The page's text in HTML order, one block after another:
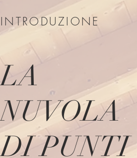
INTRODUZIONE
LA
NUVOLA
DI PUNTI